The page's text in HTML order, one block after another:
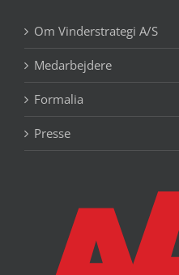
Om Vinderstrategi A/S
Medarbejdere
Formalia
Presse